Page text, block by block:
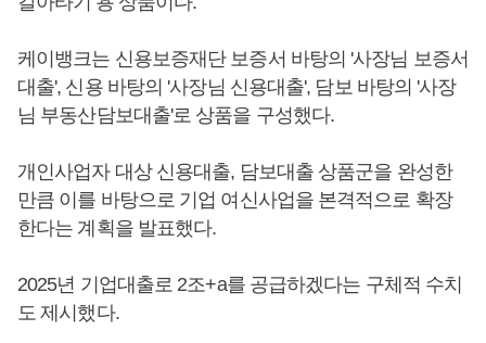
케이뱅크는 신용보증재단 보증서 바탕의 '사장님 보증서
대출', 신용 바탕의 '사장님 신용대출', 담보 바탕의 '사장
님 부동산담보대출'로 상품을 구성했다.
개인사업자 대상 신용대출, 담보대출 상품군을 완성한
만큼 이를 바탕으로 기업 여신사업을 본격적으로 확장
한다는 계획을 발표했다.
2025년 기업대출로 2조+a를 공급하겠다는 구체적 수치
도 제시했다.